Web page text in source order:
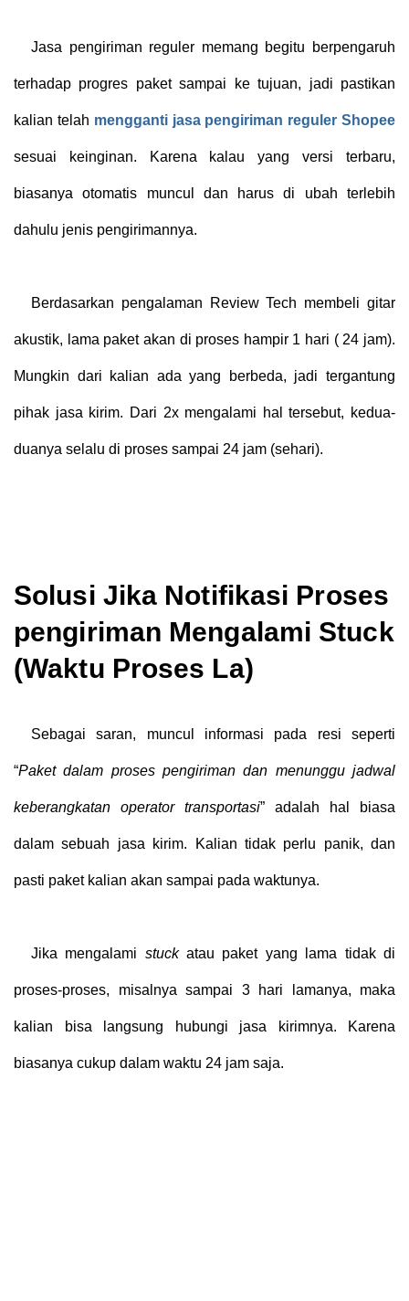
Jasa pengiriman reguler memang begitu berpengaruh
terhadap progres paket sampai ke tujuan, jadi pastikan
kalian telah mengganti jasa pengiriman reguler Shopee
sesuai keinginan. Karena kalau yang versi terbaru,
biasanya otomatis muncul dan harus di ubah terlebih
dahulu jenis pengirimannya.
Berdasarkan pengalaman Review Tech membeli gitar
akustik, lama paket akan di proses hampir 1 hari ( 24 jam).
Mungkin dari kalian ada yang berbeda, jadi tergantung
pihak jasa kirim. Dari 2x mengalami hal tersebut, kedua-
duanya selalu di proses sampai 24 jam (sehari).
Solusi Jika Notifikasi Proses
pengiriman Mengalami Stuck
(Waktu Proses La)
Sebagai saran, muncul informasi pada resi seperti
“Paket dalam proses pengiriman dan menunggu jadwal
keberangkatan operator transportasi” adalah hal biasa
dalam sebuah jasa kirim. Kalian tidak perlu panik, dan
pasti paket kalian akan sampai pada waktunya.
Jika mengalami stuckatau paket yang lama tidak di
proses-proses, misalnya sampai 3 hari lamanya, maka
kalian bisa langsung hubungi jasa kirimnya. Karena
biasanya cukup dalam waktu 24 jam saja.